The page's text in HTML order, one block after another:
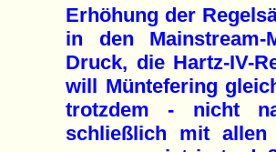
Erhöhung der
in den Mainstream-
Druck, die Hartz-IV-
will Müntefering
trotzdem - nicht
schließlich mit allen